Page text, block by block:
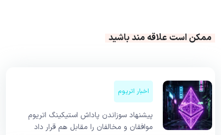
ممکن است علاقه مند باشید
اخبار اتریوم
پیشنهاد سوزاندن پاداش استیکینگ اتریوم
موافقان و مخالفان را مقابل هم قرار داد